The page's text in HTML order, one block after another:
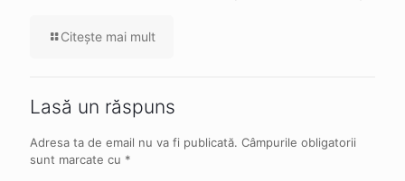
Citeşte mai mult
Lasă un răspuns
Adresa ta de email nu va fi publicată. Câmpurile obligatorii
sunt marcate cu *